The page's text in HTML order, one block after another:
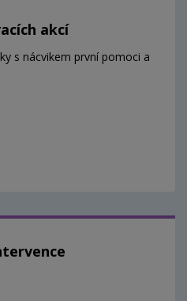
akcí
s nácvikem první pomoci a